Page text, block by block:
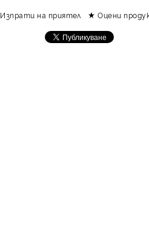
Изпрати на приятел Оцени